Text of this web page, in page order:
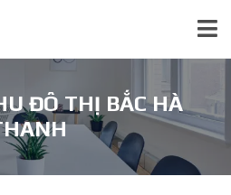
ĐÔ THỊ BẮC HÀ